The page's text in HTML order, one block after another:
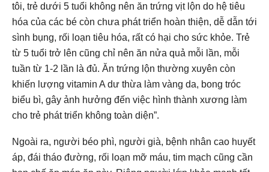
tôi, trẻ dưới 5 tuổi không nên ăn trứng vịt lộn do hệ tiêu
hóa của các bé còn chưa phát triển hoàn thiện, dễ dẫn tới
sình bụng, rối loạn tiêu hóa, rất có hại cho sức khỏe. Trẻ
từ 5 tuổi trở lên cũng chỉ nên ăn nửa quả mỗi lần, mỗi
tuần từ 1-2 lần là đủ. Ăn trứng lộn thường xuyên còn
khiến lượng vitamin A dư thừa làm vàng da, bong tróc
biểu bì, gây ảnh hưởng đến việc hình thành xương làm
cho trẻ phát triển không toàn diện”.
Ngoài ra, người béo phì, người già, bệnh nhân cao huyết
áp, đái tháo đường, rối loạn mỡ máu, tim mạch cũng cần